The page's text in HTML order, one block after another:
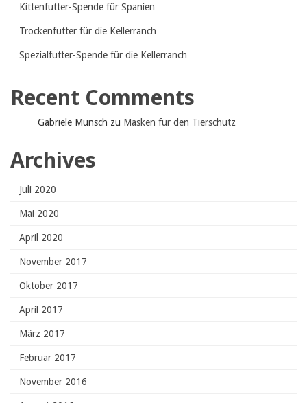
Kittenfutter-Spende für Spanien
Trockenfutter für die Kellerranch
Spezialfutter-Spende für die Kellerranch
Recent Comments
Gabriele Munsch zu Masken für den Tierschutz
Archives
Juli 2020
Mai 2020
April 2020
November 2017
Oktober 2017
April 2017
März 2017
Februar 2017
November 2016